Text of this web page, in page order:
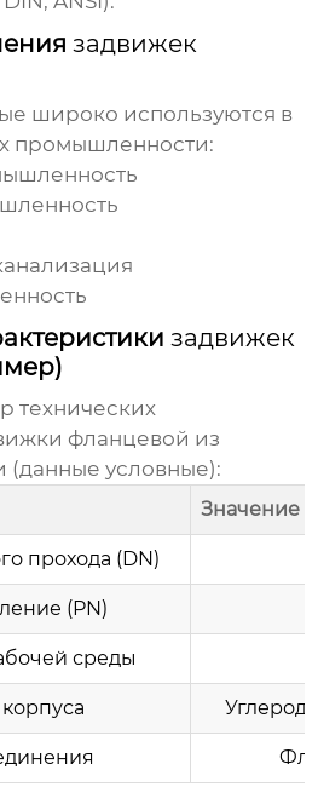
задвижек
широко используются в
промышленности:
задвижек
технических
фланцевой из
(данные условные):
Значение
прохода (DN)
(PN)
среды